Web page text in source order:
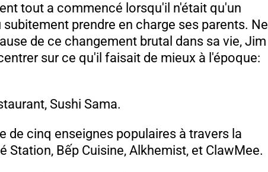
tout a commencé lorsqu'il n'était qu'un
prendre en charge ses parents. Ne
de ce changement brutal dans sa vie, Jim
sur ce qu'il faisait de mieux à l'époque:
Sushi Sama.
de cinq enseignes populaires à travers la
Station, Bếp Cuisine, Alkhemist, et ClawMee.